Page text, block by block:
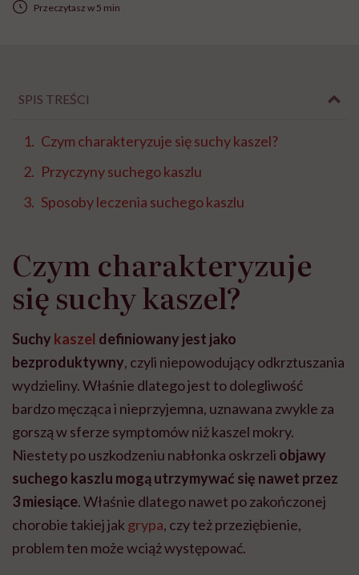
Przeczytasz w 5 min
SPIS TREŚCI
Czym charakteryzuje się suchy kaszel?
Przyczyny suchego kaszlu
Sposoby leczenia suchego kaszlu
Czym charakteryzuje
się suchy kaszel?
Suchy kaszel definiowany jest jako
bezproduktywny, czyli niepowodujący odkrztuszania
wydzieliny. Właśnie dlatego jest to dolegliwość
bardzo męcząca i nieprzyjemna, uznawana zwykle za
gorszą w sferze symptomów niż kaszel mokry.
Niestety po uszkodzeniu nabłonka oskrzeli objawy
suchego kaszlu mogą utrzymywać się nawet przez
3 miesiące. Właśnie dlatego nawet po zakończonej
chorobie takiej jak grypa, czy też przeziębienie,
problem ten może wciąż występować.